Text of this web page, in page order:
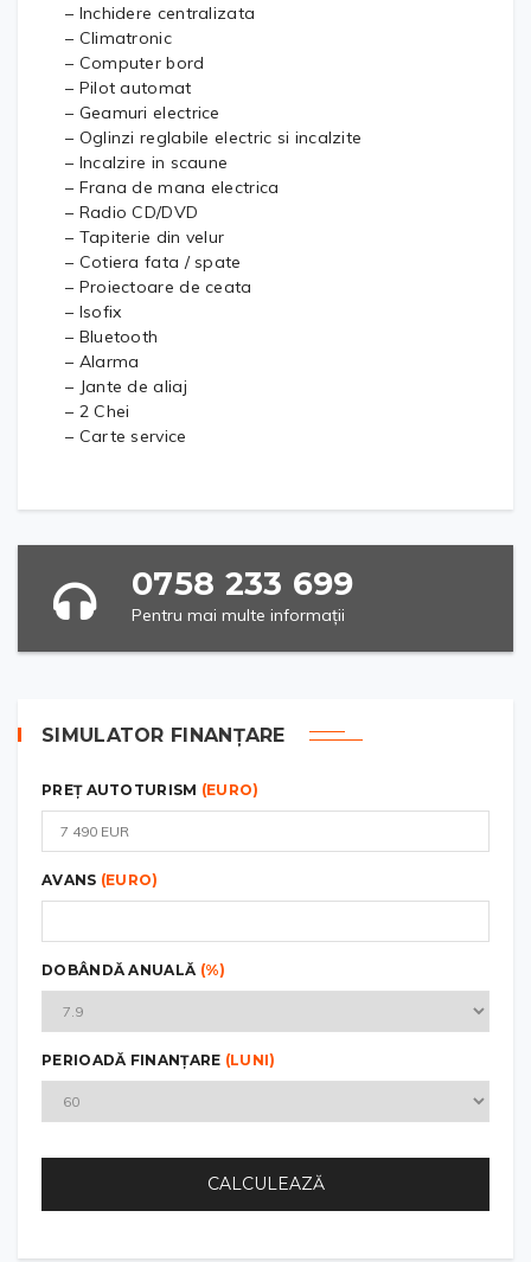
– Inchidere centralizata
– Climatronic
– Computer bord
– Pilot automat
– Geamuri electrice
– Oglinzi reglabile electric si incalzite
– Incalzire in scaune
– Frana de mana electrica
– Radio CD/DVD
– Tapiterie din velur
– Cotiera fata / spate
– Proiectoare de ceata
– Isofix
– Bluetooth
– Alarma
– Jante de aliaj
– 2 Chei
– Carte service
0758 233 699
Pentru mai multe informații
SIMULATOR FINANȚARE
PREȚ AUTOTURISM (EURO)
AVANS (EURO)
DOBÂNDĂ ANUALĂ (%)
PERIOADĂ FINANȚARE (LUNI)
CALCULEAZĂ